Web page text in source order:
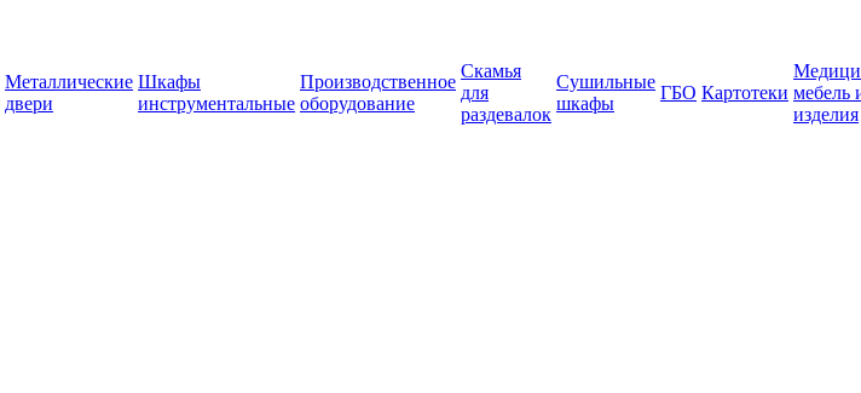
Металлические
двери
Шкафы
инструментальные
Производственное
оборудование
Скамья
для
раздевалок
Сушильные
шкафы
ГБО Картотеки мебель
изделия